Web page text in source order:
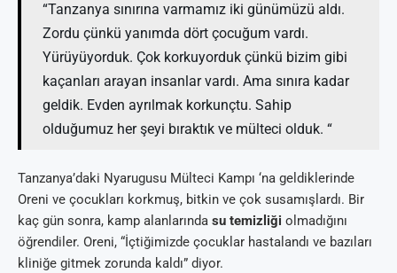
“Tanzanya sınırına varmamız iki günümüzü aldı.
Zordu çünkü yanımda dört çocuğum vardı.
Yürüyüyorduk. Çok korkuyorduk çünkü bizim gibi
kaçanları arayan insanlar vardı. Ama sınıra kadar
geldik. Evden ayrılmak korkunçtu. Sahip
olduğumuz her şeyi bıraktık ve mülteci olduk. “
Tanzanya’daki Nyarugusu Mülteci Kampı ‘na geldiklerinde
Oreni ve çocukları korkmuş, bitkin ve çok susamışlardı. Bir
kaç gün sonra, kamp alanlarında su temizliği olmadığını
öğrendiler. Oreni, “İçtiğimizde çocuklar hastalandı ve bazıları
kliniğe gitmek zorunda kaldı” diyor.